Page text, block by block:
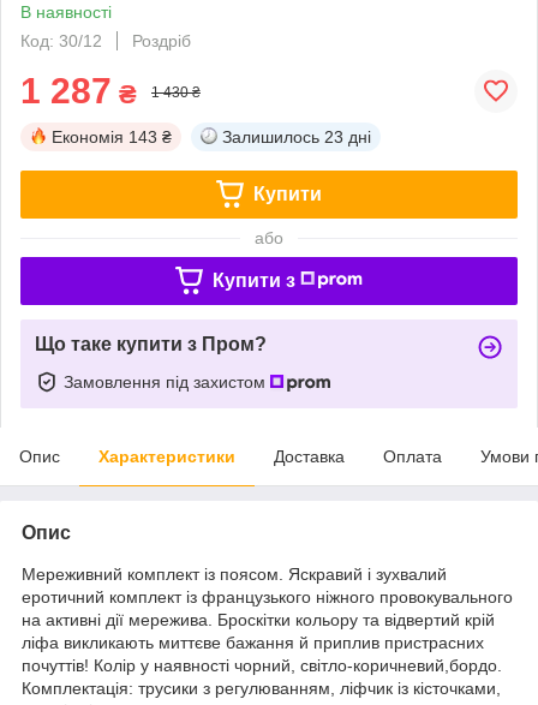
В наявності
Код: 30/12
Роздріб
1 287 ₴ 1 430 ₴
Економія 143 ₴ Залишилось 23 дні
Купити
або
Купити з
Що таке купити з Пром?
Замовлення під захистом
Опис Характеристики Доставка Оплата Умови
Опис
Мереживний комплект із поясом. Яскравий і зухвалий
еротичний комплект із французького ніжного провокувального
на активні дії мережива. Броскітки кольору та відвертий крій
ліфа викликають миттєве бажання й приплив пристрасних
почуттів! Колір у наявності чорний, світло-коричневий,бордо.
Комплектація: трусики з регулюванням, ліфчик із кісточками,